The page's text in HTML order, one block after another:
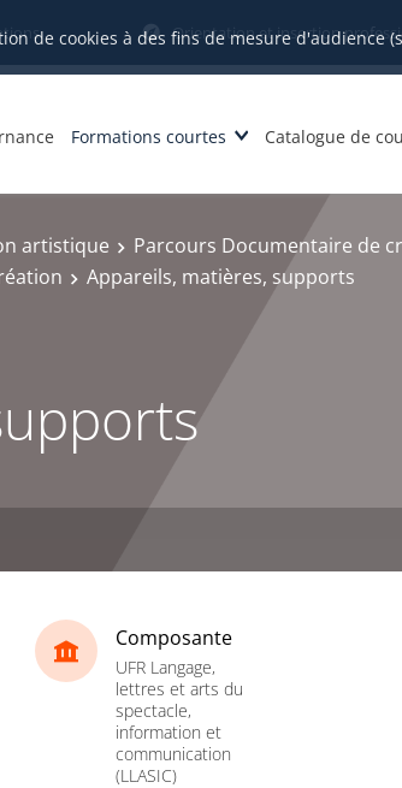
de cookies à des fins de mesure d'audience
Orientation et insertion
Formations courtes Catalogue de
artistique
Parcours Documentaire de
Appareils, matières, supports
Composante
UFR Langage,
lettres et arts du
spectacle,
information et
communication
(LLASIC)